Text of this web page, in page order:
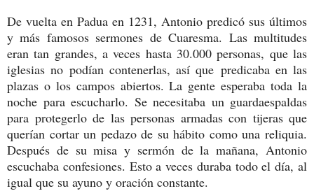
De vuelta en Padua en 1231, Antonio predicó sus últimos
y más famosos sermones de Cuaresma. Las multitudes
eran tan grandes, a veces hasta 30.000 personas, que las
iglesias no podían contenerlas, así que predicaba en las
plazas o los campos abiertos. La gente esperaba toda la
noche para escucharlo. Se necesitaba un guardaespaldas
para protegerlo de las personas armadas con tijeras que
querían cortar un pedazo de su hábito como una reliquia.
Después de su misa y sermón de la mañana, Antonio
escuchaba confesiones. Esto a veces duraba todo el día, al
igual que su ayuno y oración constante.